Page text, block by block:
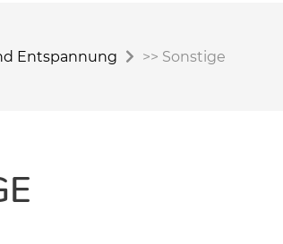
Entspannung >> Sonstige